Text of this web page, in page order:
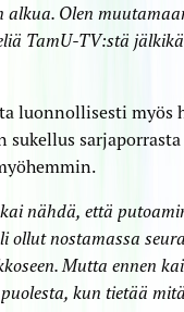
Olen muutamaan
TamU-TV:stä
luonnollisesti myös
sarjaporrasta
nähdä, että
ollut nostamassa
Mutta ennen
kun tietää mitä